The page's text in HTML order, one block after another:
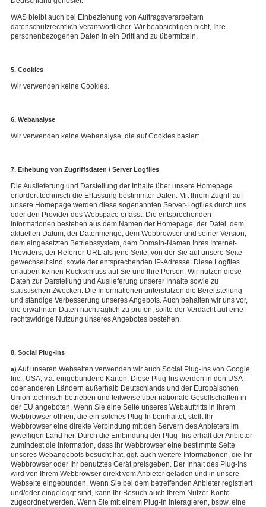
WAS bleibt auch bei Einbeziehung von Auftragsverarbeitern
datenschutzrechtlich Verantwortlicher. Wir beabsichtigen nicht, Ihre
personenbezogenen Daten in ein Drittland zu übermitteln.
5. Cookies
Wir verwenden keine Cookies.
6. Webanalyse
Wir verwenden keine Webanalyse, die auf Cookies basiert.
7. Erhebung von Zugriffsdaten / Server Logfiles​
Die Auslieferung und Darstellung der Inhalte über unsere Homepage
erfordert technisch die Erfassung bestimmter Daten. Mit Ihrem Zugriff auf
unsere Homepage werden diese sogenannten Server-Logfiles durch uns
oder den Provider des Webspace erfasst. Die entsprechenden
Informationen bestehen aus dem Namen der Homepage, der Datei, dem
aktuellen Datum, der Datenmenge, dem Webbrowser und seiner Version,
dem eingesetzten Betriebssystem, dem Domain-Namen Ihres Internet-
Providers, der Referrer-URL als jene Seite, von der Sie auf unsere Seite
gewechselt sind, sowie der entsprechenden IP-Adresse. Diese Logfiles
erlauben keinen Rückschluss auf Sie und Ihre Person. Wir nutzen diese
Daten zur Darstellung und Auslieferung unserer Inhalte sowie zu
statistischen Zwecken. Die Informationen unterstützen die Bereitstellung
und ständige Verbesserung unseres Angebots. Auch behalten wir uns vor,
die erwähnten Daten nachträglich zu prüfen, sollte der Verdacht auf eine
rechtswidrige Nutzung unseres Angebotes bestehen.
8. Social Plug-Ins
a) Auf unseren Webseiten verwenden wir auch Social Plug-Ins von Google
Inc., USA, v.a. eingebundene Karten. Diese Plug-Ins werden in den USA
oder anderen Ländern außerhalb Deutschlands und der Europäischen
Union technisch betrieben und teilweise über nationale Gesellschaften in
der EU angeboten. Wenn Sie eine Seite unseres Webauftritts in Ihrem
Webbrowser öffnen, die ein solches Plug-In beinhaltet, stellt Ihr
Webbrowser eine direkte Verbindung mit den Servern des Anbieters im
jeweiligen Land her. Durch die Einbindung der Plug- Ins erhält der Anbieter
zumindest die Information, dass Ihr Webbrowser eine bestimmte Seite
unseres Webangebots besucht hat, ggf. auch weitere Informationen, die Ihr
Webbrowser oder Ihr benutztes Gerät preisgeben. Der Inhalt des Plug-Ins
wird von Ihrem Webbrowser direkt vom Anbieter geladen und in unsere
Webseite eingebunden. Wenn Sie bei dem betreffenden Anbieter registriert
und/oder eingeloggt sind, kann Ihr Besuch auch Ihrem Nutzer-Konto
zugeordnet werden. Wenn Sie mit einem Plug-In interagieren, bspw. eine